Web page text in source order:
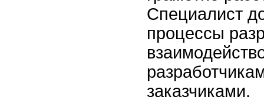
Специалист
процессы
заказчиками.